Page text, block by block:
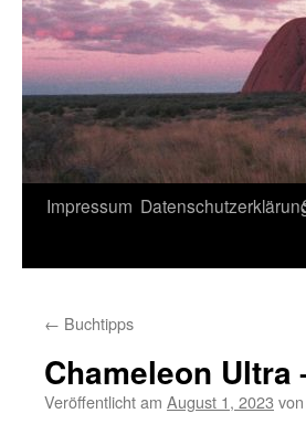
Impressum
← Buchtipps
Chameleon
Veröffentlicht am August 1, 2023 von